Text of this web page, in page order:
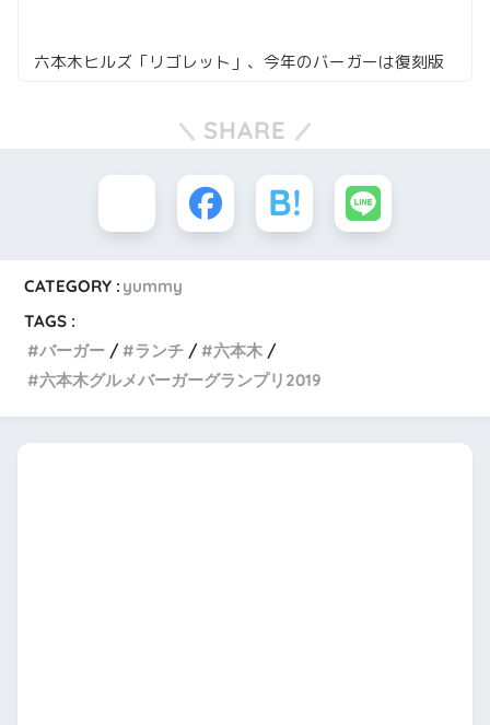
六本木ヒルズ「リゴレット」、今年のバーガーは復刻版
SHARE
CATEGORY : yummy
TAGS :
バーガー
ランチ
六本木
六本木グルメバーガーグランプリ2019